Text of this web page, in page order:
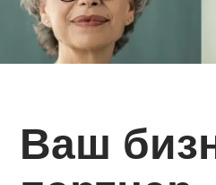
Ваш